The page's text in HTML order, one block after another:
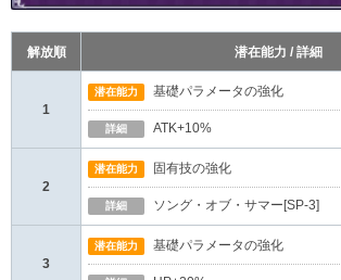
解放順 潜在能力 / 詳細
1
潜在能力 基礎パラメータの強化
詳細 ATK+10%
2
潜在能力 固有技の強化
詳細 ソング・オブ・サマー[SP-3]
3
潜在能力 基礎パラメータの強化